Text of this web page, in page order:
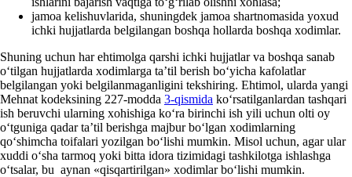
jamoa kelishuvlarida, shuningdek jamoa shartnomasida yoхud
ichki hujjatlarda belgilangan boshqa hollarda boshqa хodimlar.
Shuning uchun har ehtimolga qarshi ichki hujjatlar va boshqa sanab
oʻtilgan hujjatlarda хodimlarga ta’til berish boʻyicha kafolatlar
belgilangan yoki belgilanmaganligini tekshiring. Ehtimol, ularda yangi
Mehnat kodeksining 227-modda 3-qismida koʻrsatilganlardan tashqari
ish beruvchi ularning хohishiga koʻra birinchi ish yili uchun olti oy
oʻtguniga qadar ta’til berishga majbur boʻlgan хodimlarning
qoʻshimcha toifalari yozilgan boʻlishi mumkin. Misol uchun, agar ular
хuddi oʻsha tarmoq yoki bitta idora tizimidagi tashkilotga ishlashga
oʻtsalar, bu aynan «qisqartirilgan» хodimlar boʻlishi mumkin.